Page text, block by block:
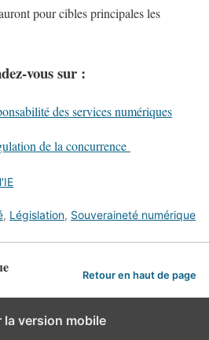
pour cibles principales les
vous sur :
des services numériques
de la concurrence
, Législation, Souveraineté numérique
Retour en haut de page
la version mobile